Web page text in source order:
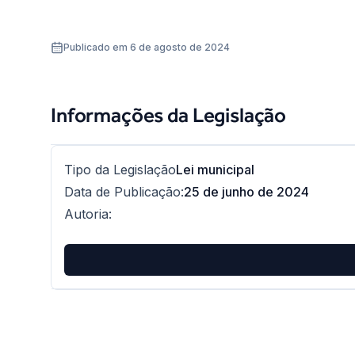
Publicado em 6 de agosto de 2024
Informações da Legislação
Tipo da LegislaçãoLei municipal
Data de Publicação:25 de junho de 2024
Autoria: